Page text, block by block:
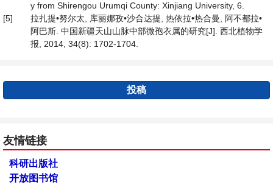
y from Shirengou Urumqi County: Xinjiang University, 6.
[5]
拉扎提•努尔太, 库丽娜孜•沙合达提, 热依拉•热合曼, 阿不都拉•
阿巴斯. 中国新疆天山山脉中部微孢衣属的研究[J]. 西北植物学
报, 2014, 34(8): 1702-1704.
投稿
友情链接
科研出版社
开放图书馆